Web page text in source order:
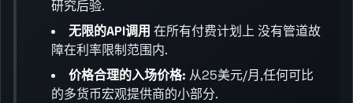
研究后验.
无限的API调用 在所有付费计划上 没有管道故
障在利率限制范围内.
价格合理的入场价格: 从25美元/月,任何可比
的多货币宏观提供商的小部分.